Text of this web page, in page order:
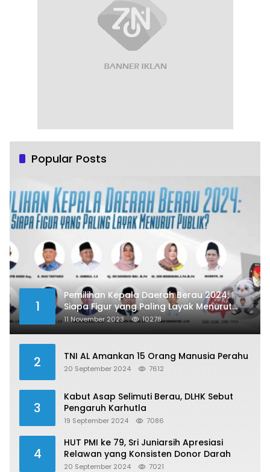
Popular Posts
1
Pemilihan Kepala Daerah Berau 2024:
Siapa Figur yang Paling Layak Menurut
Publik?
11 November 2023 10278
2 TNI AL Amankan 15 Orang Manusia Perahu
20 September 2024 7612
3
Kabut Asap Selimuti Berau, DLHK Sebut
Pengaruh Karhutla
19 September 2024 7086
4
HUT PMI ke 79, Sri Juniarsih Apresiasi
Relawan yang Konsisten Donor Darah
20 September 2024 7021